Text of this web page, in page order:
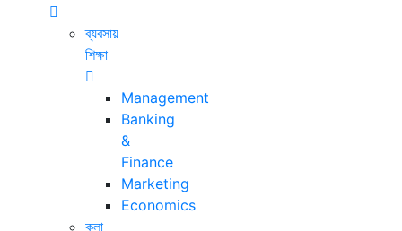
ব্যবসায়
শিক্ষা
Management
Banking
&
Finance
Marketing
Economics
কলা